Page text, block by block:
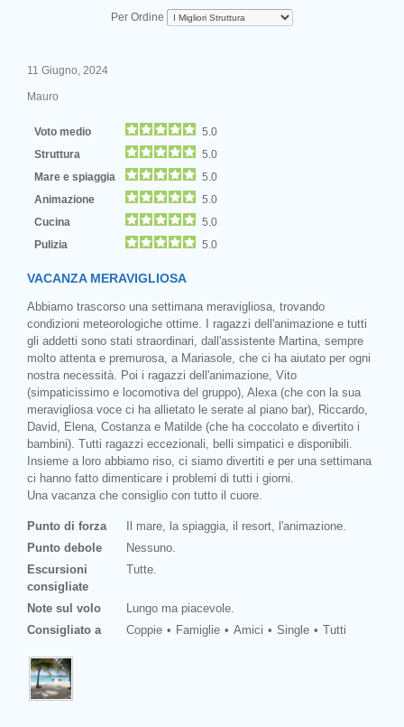
Per Ordine
11 Giugno, 2024
Mauro
Voto medio
5.0
Struttura
5.0
Mare e spiaggia
5.0
Animazione
5.0
Cucina
5.0
Pulizia
5.0
VACANZA MERAVIGLIOSA
Abbiamo trascorso una settimana meravigliosa, trovando
condizioni meteorologiche ottime. I ragazzi dell'animazione e tutti
gli addetti sono stati straordinari, dall'assistente Martina, sempre
molto attenta e premurosa, a Mariasole, che ci ha aiutato per ogni
nostra necessità. Poi i ragazzi dell'animazione, Vito
(simpaticissimo e locomotiva del gruppo), Alexa (che con la sua
meravigliosa voce ci ha allietato le serate al piano bar), Riccardo,
David, Elena, Costanza e Matilde (che ha coccolato e divertito i
bambini). Tutti ragazzi eccezionali, belli simpatici e disponibili.
Insieme a loro abbiamo riso, ci siamo divertiti e per una settimana
ci hanno fatto dimenticare i problemi di tutti i giorni.
Una vacanza che consiglio con tutto il cuore.
Punto di forza
Il mare, la spiaggia, il resort, l'animazione.
Punto debole
Nessuno.
Escursioni
consigliate
Tutte.
Note sul volo
Lungo ma piacevole.
Consigliato a
Coppie Famiglie Amici Single Tutti